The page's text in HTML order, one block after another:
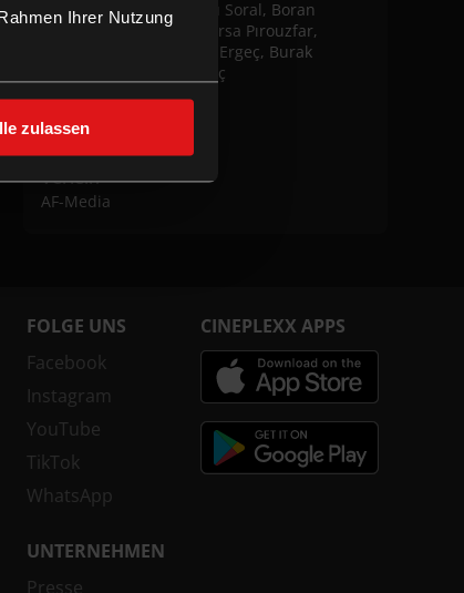
Ihrer Nutzung
zulassen
Shahab Hosseini, Bensu Soral, Boran
Kuzum, Hande Erçel, Parsa Pırouzfar,
İbrahim Çelikkol, Selma Ergeç, Burak
Tozkoparan, Halit Ergenç
Hasan Fathi
Verleih
AF-Media
FOLGE UNS
Facebook
Instagram
YouTube
TikTok
WhatsApp
UNTERNEHMEN
Presse
CINEPLEXX APPS